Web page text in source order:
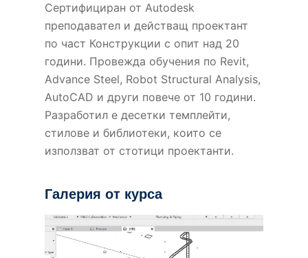
Сертифициран от Autodesk
прeподавател и действащ проектант
по част Конструкции с опит над 20
години. Провежда обучения по Revit,
Advance Steel, Robot Structural Analysis,
AutoCAD и други повече от 10 години.
Разработил е десетки темплейти,
стилове и библиотеки, които се
използват от стотици проектанти.
Галерия от курса